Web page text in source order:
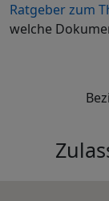
Ratgeber zum
welche